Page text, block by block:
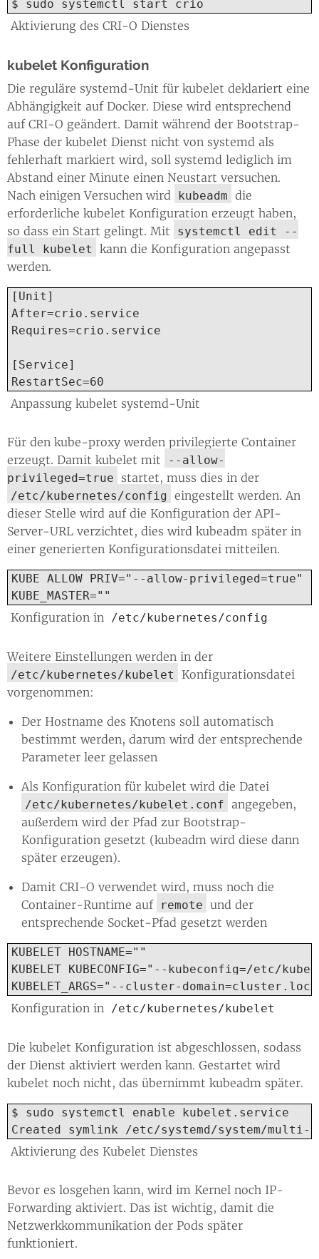
Aktivierung des CRI-O Dienstes
$ sudo systemctl start crio
kubelet Konfiguration
Die reguläre systemd-Unit für kubelet deklariert eine
Abhängigkeit auf Docker. Diese wird entsprechend
auf CRI-O geändert. Damit während der Bootstrap-
Phase der kubelet Dienst nicht von systemd als
fehlerhaft markiert wird, soll systemd lediglich im
Abstand einer Minute einen Neustart versuchen.
Nach einigen Versuchen wird kubeadm die
erforderliche kubelet Konfiguration erzeugt haben,
so dass ein Start gelingt. Mit
systemctl edit --
full kubelet
kann die Konfiguration angepasst
werden.
Anpassung kubelet systemd-Unit
[Unit]
After=crio.service
Requires=crio.service
[Service]
RestartSec=60
Für den kube-proxy werden privilegierte Container
erzeugt. Damit kubelet mit
--allow-
privileged=true
startet, muss dies in der
/etc/kubernetes/config eingestellt werden. An
dieser Stelle wird auf die Konfiguration der API-
Server-URL verzichtet, dies wird kubeadm später in
einer generierten Konfigurationsdatei mitteilen.
Konfiguration in /etc/kubernetes/config
KUBE_ALLOW_PRIV="--allow-privileged=true"
KUBE_MASTER=""
Weitere Einstellungen werden in der
/etc/kubernetes/kubelet
Konfigurationsdatei
vorgenommen:
Der Hostname des Knotens soll automatisch
bestimmt werden, darum wird der entsprechende
Parameter leer gelassen
Als Konfiguration für kubelet wird die Datei
/etc/kubernetes/kubelet.conf angegeben,
außerdem wird der Pfad zur Bootstrap-
Konfiguration gesetzt (kubeadm wird diese dann
später erzeugen).
Damit CRI-O verwendet wird, muss noch die
Container-Runtime auf remote und der
entsprechende Socket-Pfad gesetzt werden
Konfiguration in /etc/kubernetes/kubelet
KUBELET_HOSTNAME=""
KUBELET_KUBECONFIG="--kubeconfig=/
KUBELET_ARGS="--cluster-
Die kubelet Konfiguration ist abgeschlossen, sodass
der Dienst aktiviert werden kann. Gestartet wird
kubelet noch nicht, das übernimmt kubeadm später.
Aktivierung des Kubelet Dienstes
$ sudo systemctl enable kubelet.service
Created symlink /etc/systemd/system/
Bevor es losgehen kann, wird im Kernel noch IP-
Forwarding aktiviert. Das ist wichtig, damit die
Netzwerkkommunikation der Pods später
funktioniert.